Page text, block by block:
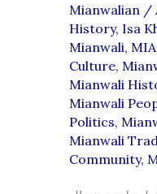
Mianwalian /
History, Isa
Mianwali,
Culture,
Mianwali
Mianwali
Politics,
Mianwali
Community,